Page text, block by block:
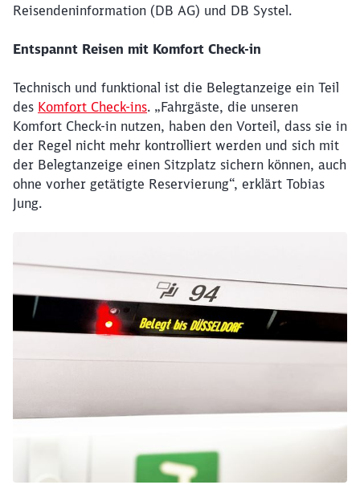
Reisendeninformation (DB AG) und DB Systel.
Entspannt Reisen mit Komfort Check-in
Technisch und funktional ist die Belegtanzeige ein Teil
des Komfort Check-ins. „Fahrgäste, die unseren
Komfort Check-in nutzen, haben den Vorteil, dass sie in
der Regel nicht mehr kontrolliert werden und sich mit
der Belegtanzeige einen Sitzplatz sichern können, auch
ohne vorher getätigte Reservierung“, erklärt Tobias
Jung.